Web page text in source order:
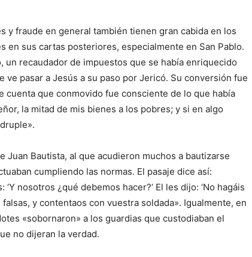
y fraude en general también tienen gran cabida en los
en sus cartas posteriores, especialmente en San Pablo.
un recaudador de impuestos que se había enriquecido
ve pasar a Jesús a su paso por Jericó. Su conversión fue
cuenta que conmovido fue consciente de lo que había
la mitad de mis bienes a los pobres; y si en algo
Juan Bautista, al que acudieron muchos a bautizarse
cumpliendo las normas. El pasaje dice así:
nosotros ¿qué debemos hacer?’ El les dijo: ‘No hagáis
y contentaos con vuestra soldada». Igualmente, en
«sobornaron» a los guardias que custodiaban el
no dijeran la verdad.